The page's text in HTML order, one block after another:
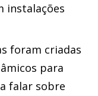
instalações
foram criadas
para
falar sobre